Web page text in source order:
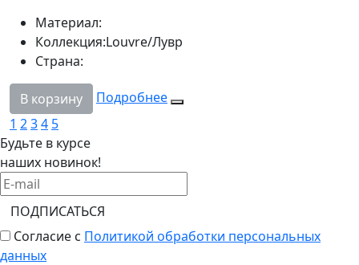
Материал:
Коллекция:Louvre/Лувр
Страна:
В корзину
Подробнее
1 234 5
Будьте в курсе
наших новинок!
ПОДПИСАТЬСЯ
Согласие с Политикой обработки персональных
данных